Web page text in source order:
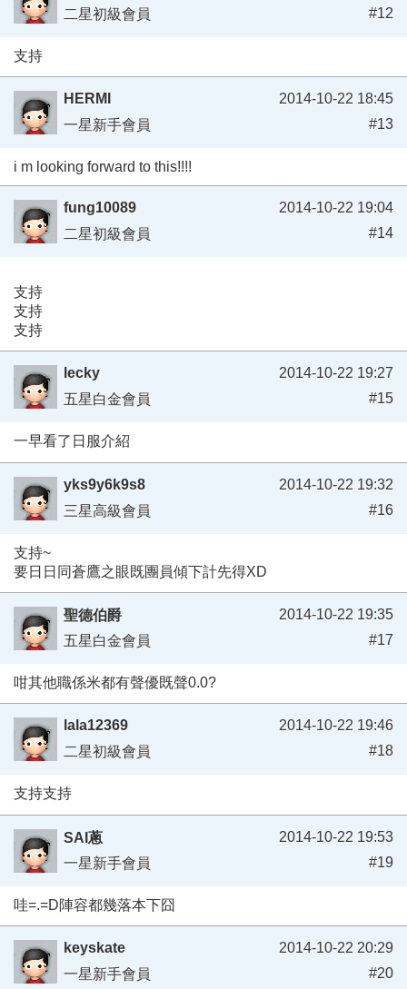
二星初級會員
#12
支持
HERMI
一星新手會員
2014-10-22 18:45
#13
i m looking forward to this!!!!
fung10089
二星初級會員
2014-10-22 19:04
#14
支持
支持
支持
lecky
五星白金會員
2014-10-22 19:27
#15
一早看了日服介紹
yks9y6k9s8
三星高級會員
2014-10-22 19:32
#16
支持~
要日日同蒼鷹之眼既團員傾下計先得XD
聖德伯爵
五星白金會員
2014-10-22 19:35
#17
咁其他職係米都有聲優既聲0.0?
lala12369
二星初級會員
2014-10-22 19:46
#18
支持支持
SAI蔥
一星新手會員
2014-10-22 19:53
#19
哇=.=D陣容都幾落本下囧
keyskate
一星新手會員
2014-10-22 20:29
#20